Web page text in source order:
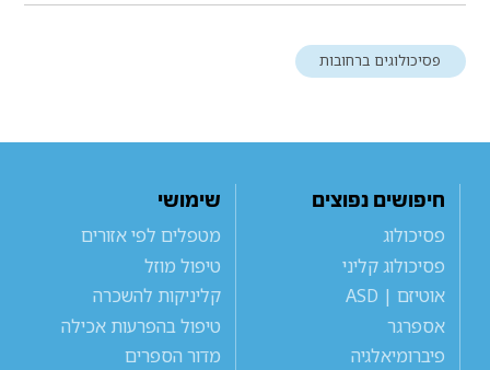
פסיכולוגים ברחובות
חיפושים נפוצים
פסיכולוג
פסיכולוג קליני
אוטיזם | ASD
אספרגר
פיברומיאלגיה
שימושי
מטפלים לפי אזורים
טיפול מוזל
קליניקות להשכרה
טיפול בהפרעות אכילה
מדור הספרים